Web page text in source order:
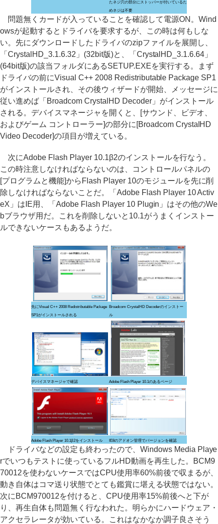
たネジ穴の部分にストッパーが付いているた
めネジは不要
問題無くカードが入っていることを確認して電源ON。Wind
owsが起動するとドライバを要求するが、この時は何もしな
い。先にダウンロードしたドライバのzipファイルを展開し、
「CrystalHD_3.1.6.32」(32bit版)と、「CrystalHD_3.1.6.64」
(64bit版)の該当フォルダにあるSETUP.EXEを実行する。まず
ドライバの前にVisual C++ 2008 Redistributable Package SP1
がインストールされ、その後ウィザードが開始、メッセージに
従い進めば「Broadcom CrystalHD Decoder」がインストール
される。デバイスマネージャを開くと、[サウンド、ビデオ、
およびゲーム コントローラー]の部分に[Broadcom CrystalHD
Video Decoder]の項目が増えている。
次にAdobe Flash Player 10.1β2のインストールを行なう。
この時注意しなければならないのは、コントロールパネルの
[プログラムと機能]からFlash Player 10のモジュールを先に削
除しなければならないことだ。「Adobe Flash Player 10 Activ
eX」はIE用、「Adobe Flash Player 10 Plugin」はその他のWe
bブラウザ用だ。これを削除しないと10.1がうまくインストー
ルできないケースもあるようだ。
先にVisual C++ 2008 Redistributable Package
SP1がインストールされる
Broadcom CrystalHD Decoderのインストー
ル
デバイスマネージャで確認 Adobe Flash Player 10.1のあるページ
Adobe Flash Player 10.1β2をインストール IE8のアドオン管理でバージョンを確認
ドライバなどの設定も終わったので、Windows Media Playe
rでいつもテストに使っているフルHD動画を再生した。BCM9
70012を使わないケースではCPU使用率60%前後で収まるが、
動き自体はコマ送り状態でとても鑑賞に堪える状態ではない。
次にBCM970012を付けると、CPU使用率15%前後へと下が
り、再生自体も問題無く行なわれた。明らかにハードウェア・
アクセラレータが効いている。これはなかなか調子良さそう